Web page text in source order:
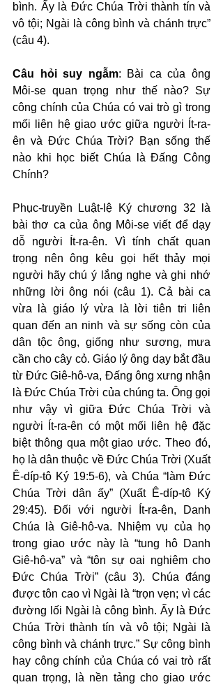
bình. Ấy là Đức Chúa Trời thành tín và
vô tội; Ngài là công bình và chánh trực”
(câu 4).
Câu hỏi suy ngẫm: Bài ca của ông
Môi-se quan trọng như thế nào? Sự
công chính của Chúa có vai trò gì trong
mối liên hệ giao ước giữa người Ít-ra-
ên và Đức Chúa Trời? Bạn sống thế
nào khi học biết Chúa là Đấng Công
Chính?
Phục-truyền Luật-lệ Ký chương 32 là
bài thơ ca của ông Môi-se viết để dạy
dỗ người Ít-ra-ên. Vì tính chất quan
trọng nên ông kêu gọi hết thảy mọi
người hãy chú ý lắng nghe và ghi nhớ
những lời ông nói (câu 1). Cả bài ca
vừa là giáo lý vừa là lời tiên tri liên
quan đến an ninh và sự sống còn của
dân tộc ông, giống như sương, mưa
cần cho cây cỏ. Giáo lý ông dạy bắt đầu
từ Đức Giê-hô-va, Đấng ông xưng nhận
là Đức Chúa Trời của chúng ta. Ông gọi
như vậy vì giữa Đức Chúa Trời và
người Ít-ra-ên có một mối liên hệ đặc
biệt thông qua một giao ước. Theo đó,
họ là dân thuộc về Đức Chúa Trời (Xuất
Ê-díp-tô Ký 19:5-6), và Chúa “làm Đức
Chúa Trời dân ấy” (Xuất Ê-díp-tô Ký
29:45). Đối với người Ít-ra-ên, Danh
Chúa là Giê-hô-va. Nhiệm vụ của họ
trong giao ước này là “tung hô Danh
Giê-hô-va” và “tôn sự oai nghiêm cho
Đức Chúa Trời” (câu 3). Chúa đáng
được tôn cao vì Ngài là “trọn vẹn; vì các
đường lối Ngài là công bình. Ấy là Đức
Chúa Trời thành tín và vô tội; Ngài là
công bình và chánh trực.” Sự công bình
hay công chính của Chúa có vai trò rất
quan trọng, là nền tảng cho giao ước